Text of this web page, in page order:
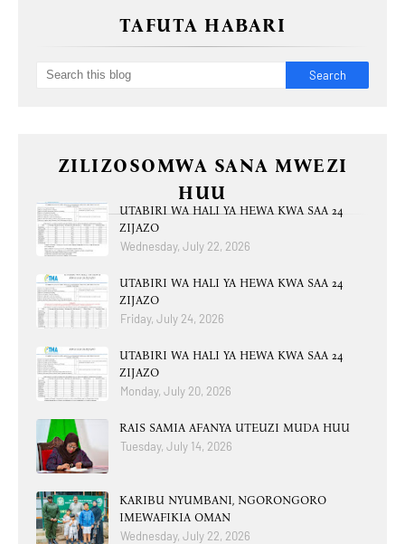
TAFUTA HABARI
ZILIZOSOMWA SANA MWEZI
HUU
UTABIRI WA HALI YA HEWA KWA SAA 24
ZIJAZO
Wednesday, July 22, 2026
UTABIRI WA HALI YA HEWA KWA SAA 24
ZIJAZO
Friday, July 24, 2026
UTABIRI WA HALI YA HEWA KWA SAA 24
ZIJAZO
Monday, July 20, 2026
RAIS SAMIA AFANYA UTEUZI MUDA HUU
Tuesday, July 14, 2026
KARIBU NYUMBANI, NGORONGORO
IMEWAFIKIA OMAN
Wednesday, July 22, 2026